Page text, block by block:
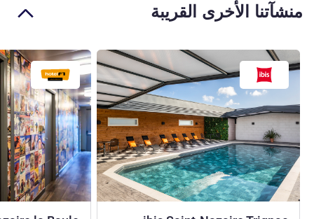
منشآتنا الأخرى القريبة